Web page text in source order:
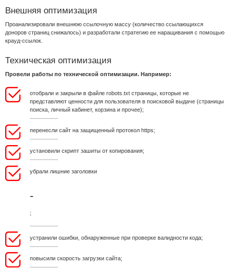
Внешняя оптимизация
Проанализировали внешнюю ссылочную массу (количество ссылающихся
доноров страниц снижалось) и разработали стратегию ее наращивания с помощью
крауд-ссылок.
Техническая оптимизация
Провели работы по технической оптимизации. Например:
отобрали и закрыли в файле robots.txt страницы, которые не
представляют ценности для пользователя в поисковой выдаче (страницы
поиска, личный кабинет, корзина и прочее);
перенесли сайт на защищенный протокол https;
установили скрипт зашиты от копирования;
убрали лишние заголовки
-
;
устранили ошибки, обнаруженные при проверке валидности кода;
повысили скорость загрузки сайта;